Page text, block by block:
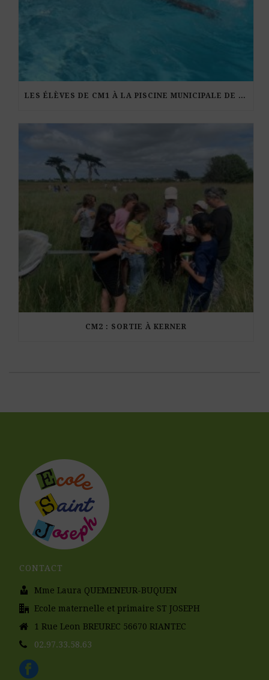
LES ÉLÈVES DE CM1 À LA PISCINE MUNICIPALE DE KERDURAND
CM2 : SORTIE À KERNER
CONTACT
Mme Laura QUEMENEUR-BUQUEN
Ecole maternelle et primaire ST JOSEPH
1 Rue Leon BREUREC 56670 RIANTEC
02.97.33.58.63